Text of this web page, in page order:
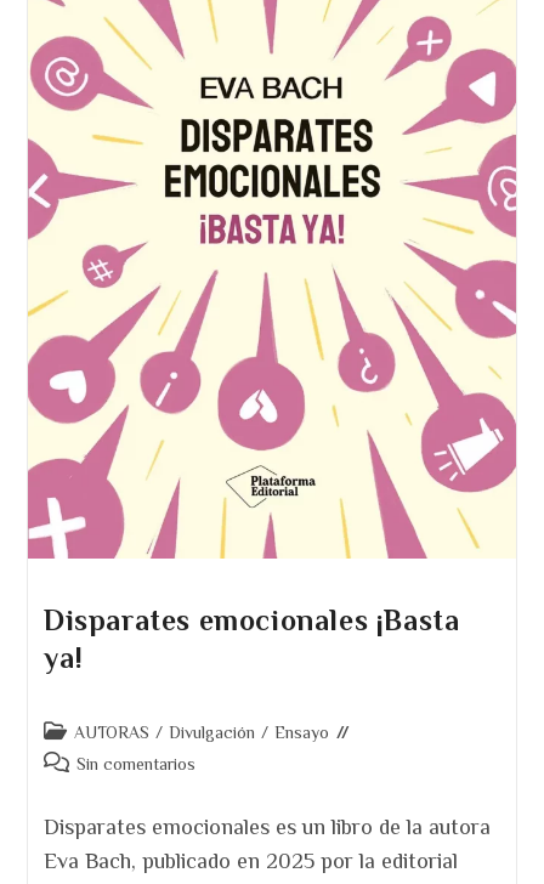
Disparates emocionales ¡Basta
ya!
Categoría
de
AUTORAS / Divulgación / Ensayo
Comentarios
entrada:
Sin comentarios
Disparates emocionales es un libro de la autora
Eva Bach, publicado en 2025 por la editorial